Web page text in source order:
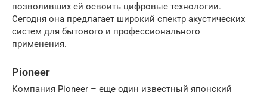
позволивших ей освоить цифровые технологии.
Сегодня она предлагает широкий спектр акустических
систем для бытового и профессионального
применения.
Pioneer
Компания Pioneer – еще один известный японский